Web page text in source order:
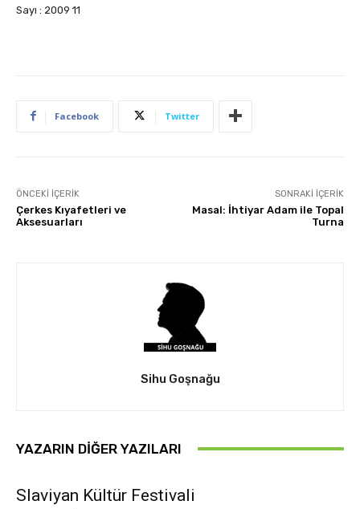
Sayı : 2009 11
Facebook Twitter
ÖNCEKI İÇERIK
Çerkes Kıyafetleri ve
Aksesuarları
SONRAKI İÇERIK
Masal: İhtiyar Adam ile Topal
Turna
Sihu Goşnağu
YAZARIN DIĞER YAZILARI
Slaviyan Kültür Festivali